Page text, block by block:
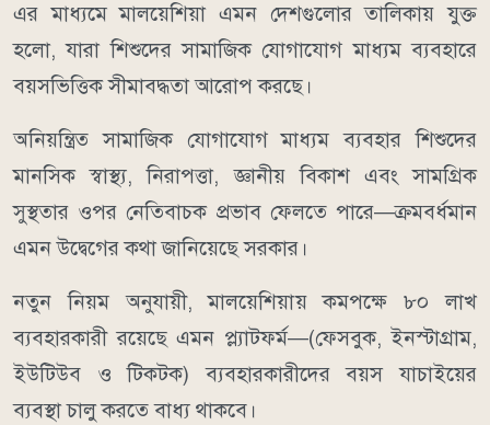
এর মাধ্যমে মালয়েশিয়া এমন দেশগুলোর তালিকায় যুক্ত
হলো, যারা শিশুদের সামাজিক যোগাযোগ মাধ্যম ব্যবহারে
বয়সভিত্তিক সীমাবদ্ধতা আরোপ করছে।
অনিয়ন্ত্রিত সামাজিক যোগাযোগ মাধ্যম ব্যবহার শিশুদের
মানসিক স্বাস্থ্য, নিরাপত্তা, জ্ঞানীয় বিকাশ এবং সামগ্রিক
সুস্থতার ওপর নেতিবাচক প্রভাব ফেলতে পারে—ক্রমবর্ধমান
এমন উদ্বেগের কথা জানিয়েছে সরকার।
নতুন নিয়ম অনুযায়ী, মালয়েশিয়ায় কমপক্ষে ৮০ লাখ
ব্যবহারকারী রয়েছে এমন প্ল্যাটফর্ম—(ফেসবুক, ইনস্টাগ্রাম,
ইউটিউব ও টিকটক) ব্যবহারকারীদের বয়স যাচাইয়ের
ব্যবস্থা চালু করতে বাধ্য থাকবে।